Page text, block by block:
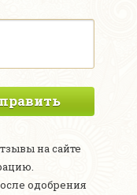
на сайте
одобрения